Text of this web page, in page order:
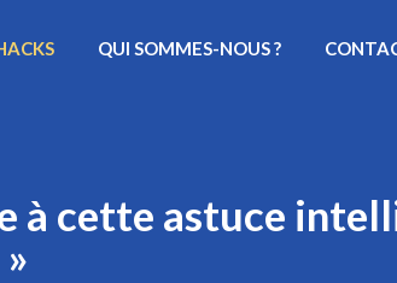
QUI SOMMES-NOUS ?
à cette astuce